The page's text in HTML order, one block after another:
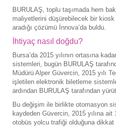
BURULAŞ, toplu taşımada hem
maliyetlerini düşürebilecek bir
aradığı çözümü İnnova’da buldu.
İhtiyaç nasıl doğdu?
Bursa’da 2015 yılının ortasına
sistemleri, bugün BURULAŞ
Müdürü Alper Güvercin, 2015 yılı
işletilen elektronik biletleme
ardından BURULAŞ tarafından
Bu değişim ile birlikte otomasyon
kaydeden Güvercin, 2015 yılına
otobüs yolcu trafiği olduğuna